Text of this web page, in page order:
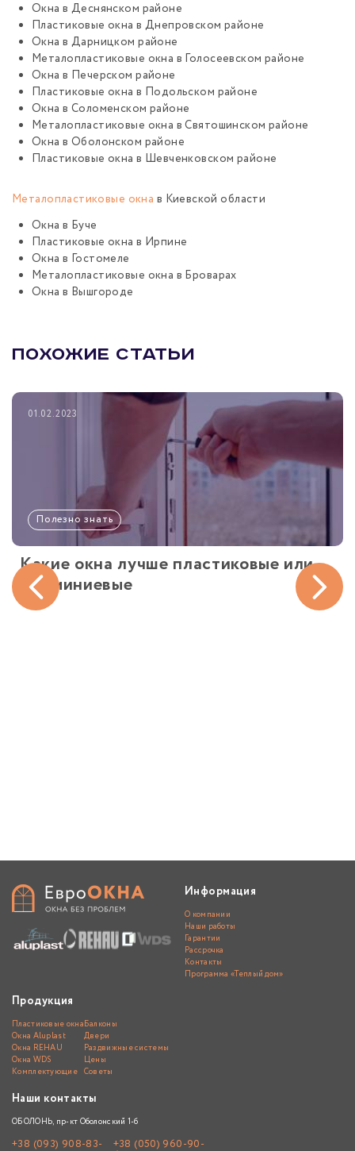
Окна в Деснянском районе
Пластиковые окна в Днепровском районе
Окна в Дарницком районе
Металопластиковые окна в Голосеевском районе
Окна в Печерском районе
Пластиковые окна в Подольском районе
Окна в Соломенском районе
Металопластиковые окна в Святошинском районе
Окна в Оболонском районе
Пластиковые окна в Шевченковском районе
Металопластиковые окна в Киевской области
Окна в Буче
Пластиковые окна в Ирпине
Окна в Гостомеле
Металопластиковые окна в Броварах
Окна в Вышгороде
ПОХОЖИЕ СТАТЬИ
Полезно знать
01.02.2023
Какие окна лучше пластиковые или
алюминиевые
Информация
О компании
Наши работы
Гарантии
Рассрочка
Контакты
Программа «Теплый дом»
Продукция
Пластиковые окна
Окна Aluplast
Окна REHAU
Окна WDS
Комплектующие
Балконы
Двери
Раздвижные системы
Цены
Советы
Наши контакты
ОБОЛОНЬ, пр-кт Оболонский 1-б
+38 (093) 908-83- +38 (050) 960-90-